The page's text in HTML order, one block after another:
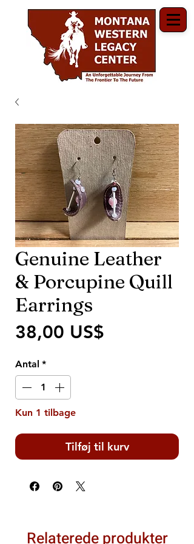
Genuine Leather
& Porcupine Quill
Earrings
38,00 US$
Antal *
Kun 1 tilbage
Tilføj til kurv
Relaterede produkter